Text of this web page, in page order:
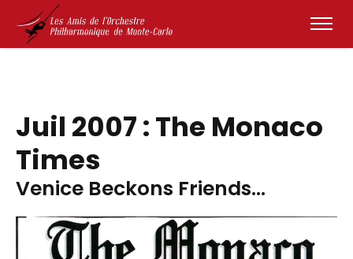
Juil 2007 : The Monaco
Times
Venice Beckons Friends...